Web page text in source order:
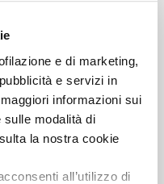
e di marketing,
e servizi in
informazioni sui
modalità di
la nostra cookie
all’utilizzo di
qualità. Tagliato sulle tue